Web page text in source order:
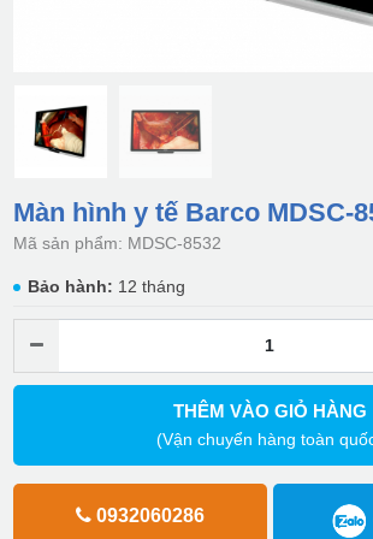
Màn hình y tế Barco MDSC-
Mã sản phẩm: MDSC-8532
Bảo hành: 12 tháng
THÊM VÀO GIỎ HÀNG
(Vận chuyển hàng toàn
0932060286